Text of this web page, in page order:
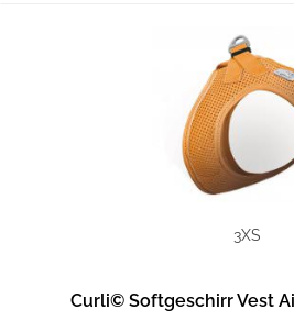
3XS
Curli© Softgeschirr Vest